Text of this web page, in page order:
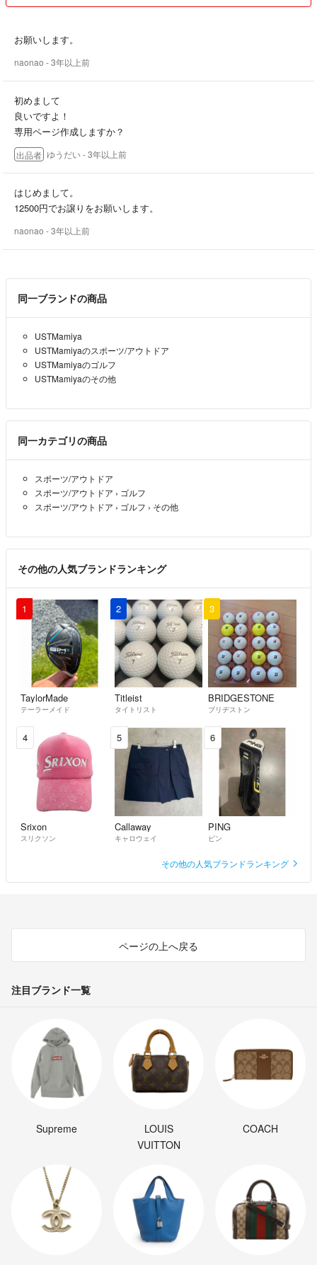
お願いします。
naonao - 3年以上前
初めまして
良いですよ！
専用ページ作成しますか？
出品者 ゆうだい- 3年以上前
はじめまして。
12500円でお譲りをお願いします。
naonao - 3年以上前
同一ブランドの商品
USTMamiya
USTMamiyaのスポーツ/アウトドア
USTMamiyaのゴルフ
USTMamiyaのその他
同一カテゴリの商品
スポーツ/アウトドア
スポーツ/アウトドア › ゴルフ
スポーツ/アウトドア › ゴルフ › その他
その他の人気ブランドランキング
1
TaylorMade
テーラーメイド
2
Titleist
タイトリスト
3
BRIDGESTONE
ブリヂストン
4
Srixon
スリクソン
5
Callaway
キャロウェイ
6
PING
ピン
その他の人気ブランドランキング
ページの上へ戻る
注目ブランド一覧
Supreme
LOUIS
VUITTON
COACH